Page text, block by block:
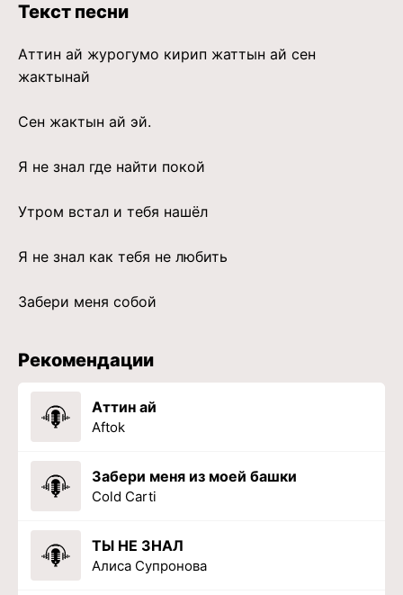
Текст песни
Аттин ай журогумо кирип жаттын ай сен
жактынай
Сен жактын ай эй.
Я не знал где найти покой
Утром встал и тебя нашёл
Я не знал как тебя не любить
Забери меня собой
Рекомендации
Аттин ай
Aftok
Забери меня из моей башки
Cold Carti
ТЫ НЕ ЗНАЛ
Алиса Супронова